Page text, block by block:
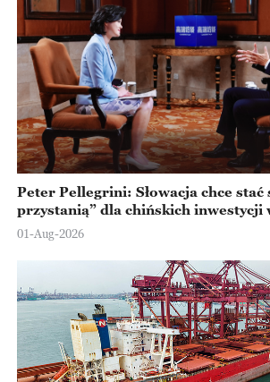
Peter Pellegrini: Słowacja chce stać
przystanią” dla chińskich inwestycji
Europejskiej
01-Aug-2026